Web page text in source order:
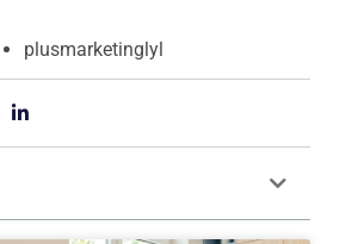
plusmarketinglyl